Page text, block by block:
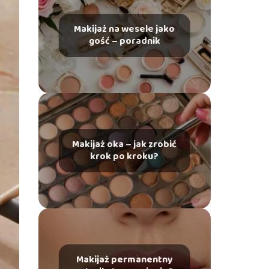
Makijaż na wesele jako
gość – poradnik
Makijaż oka – jak zrobić
krok po kroku?
Makijaż permanentny